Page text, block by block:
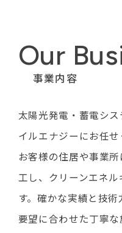
Our
事業内容
太陽光発電・蓄電シ
イルエナジーにお任せ
お客様の住居や事業
工し、クリーンエネ
す。確かな実績と技
要望に合わせた丁寧な